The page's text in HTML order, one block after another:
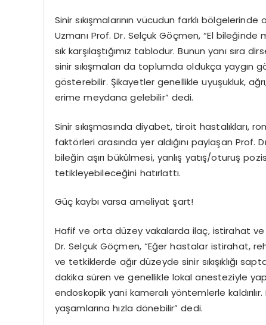
Sinir sıkışmalarının vücudun farklı
Uzmanı Prof. Dr. Selçuk Göçmen, “El
sık karşılaştığımız tablodur. Bunun yanı sıra
sinir sıkışmaları da toplumda oldukça
gösterebilir. Şikayetler genellikle uyuşukluk,
erime meydana gelebilir” dedi.
Sinir sıkışmasında diyabet, tiroit
faktörleri arasında yer aldığını paylaşan
bileğin aşırı bükülmesi, yanlış yatış/oturuş
tetikleyebileceğini hatırlattı.
Güç kaybı varsa ameliyat şart!
Hafif ve orta düzey vakalarda ilaç, istirahat ve
Dr. Selçuk Göçmen, “Eğer hastalar istirahat,
ve tetkiklerde ağır düzeyde sinir sıkışıklığı
dakika süren ve genellikle lokal anesteziyle
endoskopik yani kameralı yöntemlerle
yaşamlarına hızla dönebilir” dedi.